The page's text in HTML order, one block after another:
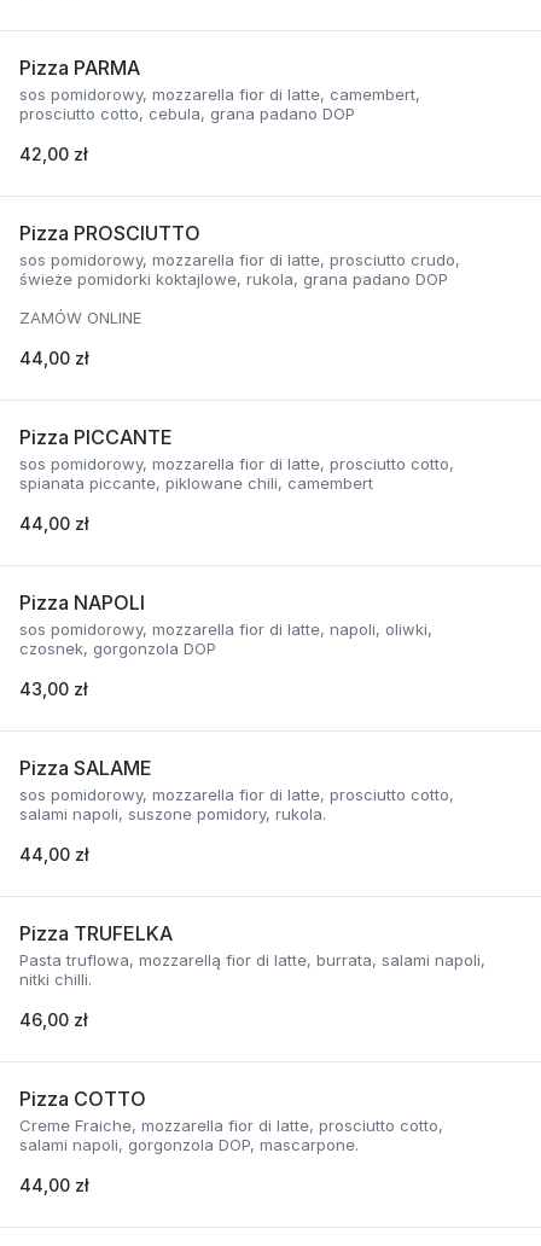
Pizza PARMA
sos pomidorowy, mozzarella fior di latte, camembert,
prosciutto cotto, cebula, grana padano DOP
42,00 zł
Pizza PROSCIUTTO
sos pomidorowy, mozzarella fior di latte, prosciutto crudo,
świeże pomidorki koktajlowe, rukola, grana padano DOP
ZAMÓW ONLINE
44,00 zł
Pizza PICCANTE
sos pomidorowy, mozzarella fior di latte, prosciutto cotto,
spianata piccante, piklowane chili, camembert
44,00 zł
Pizza NAPOLI
sos pomidorowy, mozzarella fior di latte, napoli, oliwki,
czosnek, gorgonzola DOP
43,00 zł
Pizza SALAME
sos pomidorowy, mozzarella fior di latte, prosciutto cotto,
salami napoli, suszone pomidory, rukola.
44,00 zł
Pizza TRUFELKA
Pasta truflowa, mozzarellą fior di latte, burrata, salami napoli,
nitki chilli.
46,00 zł
Pizza COTTO
Creme Fraiche, mozzarella fior di latte, prosciutto cotto,
salami napoli, gorgonzola DOP, mascarpone.
44,00 zł